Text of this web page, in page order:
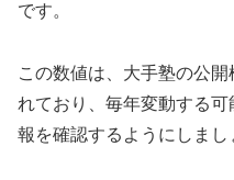
です。
この数値は、大手塾の公
れており、毎年変動する
報を確認するようにしまし